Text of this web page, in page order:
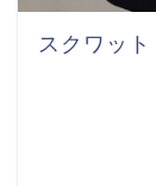
スクワット